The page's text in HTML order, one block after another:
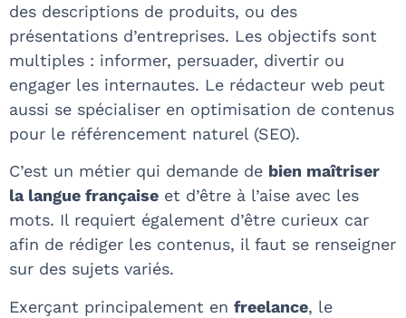
des descriptions de produits, ou des
présentations d’entreprises. Les objectifs sont
multiples : informer, persuader, divertir ou
engager les internautes. Le rédacteur web peut
aussi se spécialiser en optimisation de contenus
pour le référencement naturel (SEO).
C’est un métier qui demande de bien maîtriser
la langue française et d’être à l’aise avec les
mots. Il requiert également d’être curieux car
afin de rédiger les contenus, il faut se renseigner
sur des sujets variés.
Exerçant principalement en freelance, le